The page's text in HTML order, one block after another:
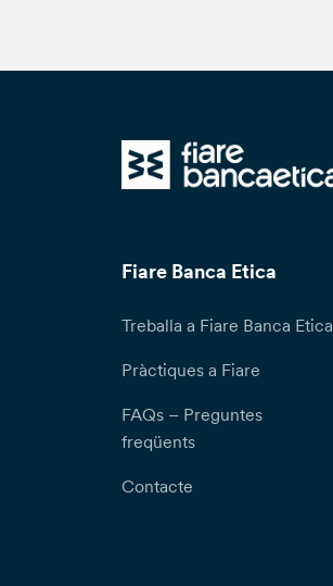
Fiare Banca Etica
Treballa a Fiare Banca Etica
Pràctiques a Fiare
FAQs – Preguntes
freqüents
Contacte